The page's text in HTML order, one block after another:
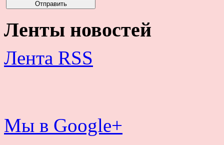
Ленты новостей
Лента RSS
Мы в Google+